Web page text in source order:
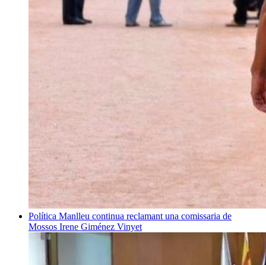
Política Manlleu continua reclamant una comissaria de
Mossos Irene Giménez Vinyet